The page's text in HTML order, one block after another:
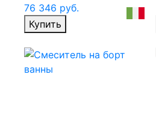
76 346 руб.
Купить